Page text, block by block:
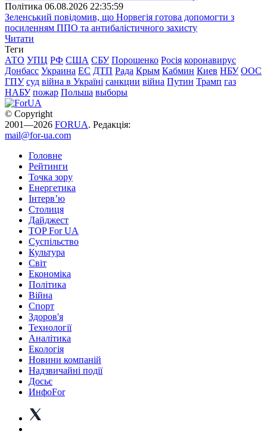
Полiтика 06.08.2026 22:35:59
Зеленський повідомив, що Норвегія готова допомогти з
посиленням ППО та антибалістичного захисту
Читати
Теги
АТО УПЦ РФ США СБУ Порошенко Росія коронавирус
Донбасс Украина ЕС ДТП Рада Крым Кабмин Киев НБУ ООС
ГПУ суд війна в Україні санкции війна Путин Трамп газ
НАБУ пожар Польша выборы
© Copyright
2001—2026 FORUA. Редакція:
mail@for-ua.com
Головне
Рейтинги
Точка зору
Енергетика
Інтерв’ю
Столиця
Дайджест
TOP For UA
Суспiльство
Культура
Світ
Економіка
Політика
Війна
Спорт
Здоров'я
Технології
Аналітика
Екологія
Новини компаній
Надзвичайні події
Досьє
ИнфоFor